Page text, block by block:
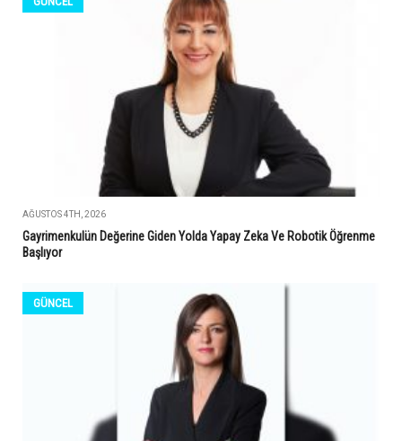
AĞUSTOS 4TH, 2026
Gayrimenkulün Değerine Giden Yolda Yapay Zeka Ve Robotik Öğrenme
Başlıyor
GÜNCEL